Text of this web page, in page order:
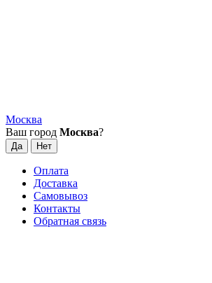
Москва
Ваш город Москва?
Оплата
Доставка
Самовывоз
Контакты
Обратная связь